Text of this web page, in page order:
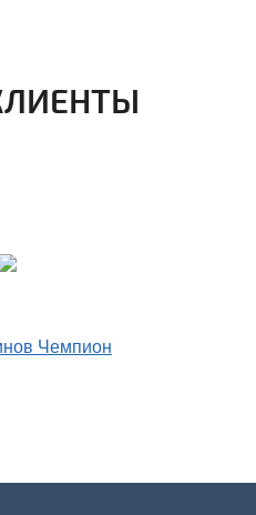
Чемпион